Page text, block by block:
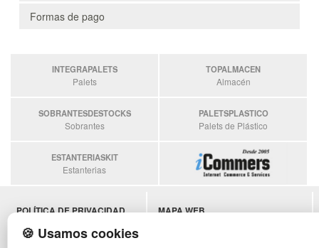
Formas de pago
INTEGRAPALETS
Palets
TOPALMACEN
Almacén
SOBRANTESDESTOCKS
Sobrantes
PALETSPLASTICO
Palets de Plástico
ESTANTERIASKIT
Estanterias
POLÍTICA DE PRIVACIDAD
CONDICIONES DE USO
CAMBIOS Y DEVOLUCIONES
MAPA WEB
🍪 Usamos cookies